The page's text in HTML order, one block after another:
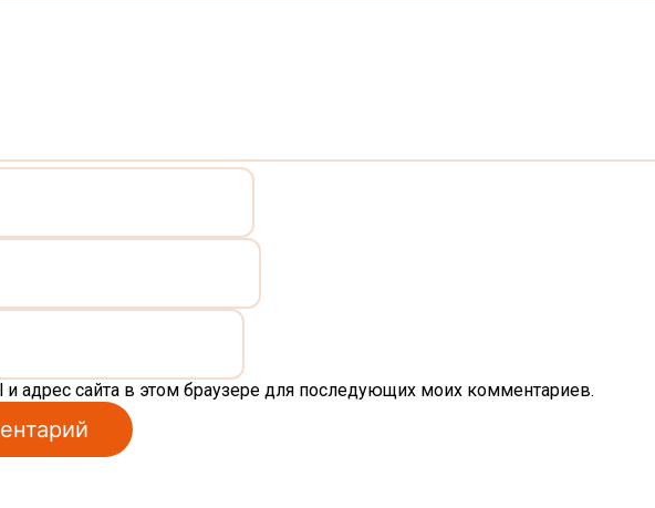
и адрес сайта в этом браузере для последующих моих комментариев.